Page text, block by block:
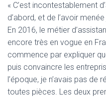
« C’est incontestablement
d’abord, et de l’avoir
En 2016, le métier
encore très en vogue en
commence par expliquer
puis convaincre les
l’époque, je n’avais pas de
toutes pièces. Les deux